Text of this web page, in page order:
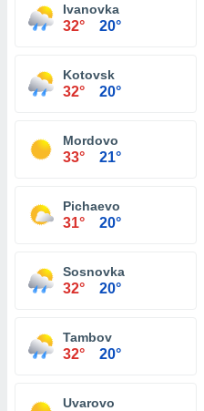
Ivanovka
32° 20°
Kotovsk
32° 20°
Mordovo
33° 21°
Pichaevo
31° 20°
Sosnovka
32° 20°
Tambov
32° 20°
Uvarovo